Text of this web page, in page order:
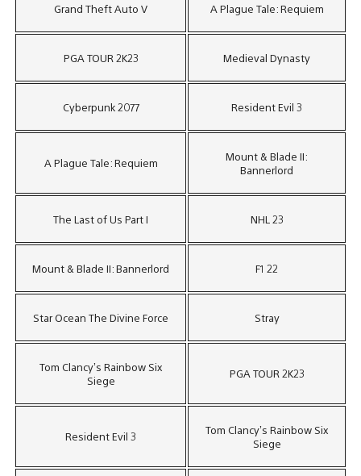
Grand Theft Auto V A Plague Tale: Requiem
PGA TOUR 2K23 Medieval Dynasty
Cyberpunk 2077 Resident Evil 3
A Plague Tale: Requiem
Mount & Blade II:
Bannerlord
The Last of Us Part I NHL 23
Mount & Blade II: Bannerlord F1 22
Star Ocean The Divine Force Stray
Tom Clancy’s Rainbow Six
Siege
PGA TOUR 2K23
Resident Evil 3
Tom Clancy’s Rainbow Six
Siege